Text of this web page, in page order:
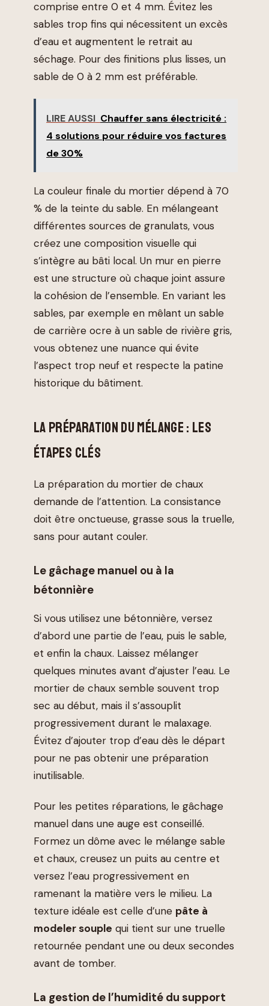
comprise entre 0 et 4 mm. Évitez les
sables trop fins qui nécessitent un excès
d’eau et augmentent le retrait au
séchage. Pour des finitions plus lisses, un
sable de 0 à 2 mm est préférable.
LIRE AUSSI Chauffer sans électricité :
4 solutions pour réduire vos factures
de 30%
La couleur finale du mortier dépend à 70
% de la teinte du sable. En mélangeant
différentes sources de granulats, vous
créez une composition visuelle qui
s’intègre au bâti local. Un mur en pierre
est une structure où chaque joint assure
la cohésion de l’ensemble. En variant les
sables, par exemple en mêlant un sable
de carrière ocre à un sable de rivière gris,
vous obtenez une nuance qui évite
l’aspect trop neuf et respecte la patine
historique du bâtiment.
LA PRÉPARATION DU MÉLANGE : LES
ÉTAPES CLÉS
La préparation du mortier de chaux
demande de l’attention. La consistance
doit être onctueuse, grasse sous la truelle,
sans pour autant couler.
Le gâchage manuel ou à la
bétonnière
Si vous utilisez une bétonnière, versez
d’abord une partie de l’eau, puis le sable,
et enfin la chaux. Laissez mélanger
quelques minutes avant d’ajuster l’eau. Le
mortier de chaux semble souvent trop
sec au début, mais il s’assouplit
progressivement durant le malaxage.
Évitez d’ajouter trop d’eau dès le départ
pour ne pas obtenir une préparation
inutilisable.
Pour les petites réparations, le gâchage
manuel dans une auge est conseillé.
Formez un dôme avec le mélange sable
et chaux, creusez un puits au centre et
versez l’eau progressivement en
ramenant la matière vers le milieu. La
texture idéale est celle d’une pâte à
modeler souple qui tient sur une truelle
retournée pendant une ou deux secondes
avant de tomber.
La gestion de l’humidité du support